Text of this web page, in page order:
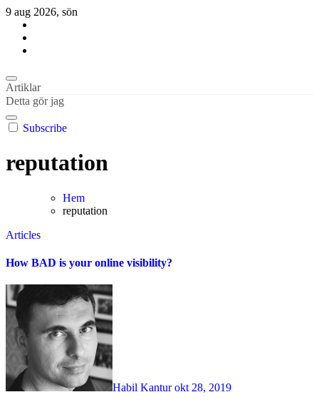
Hoppa
innehåll
9 aug 2026, sön
Habil Kantur
About business and the world
Habil Kantur
About business and the world
Artiklar
Detta gör jag
Subscribe
reputation
Hem
reputation
Articles
How BAD is your online visibility?
Habil Kanturokt 28, 2019